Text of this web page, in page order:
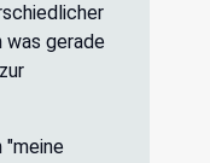
was gerade
"meine